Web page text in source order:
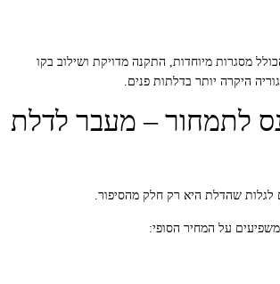
מסגרות מיוחדות, התקנה מדויקת ושילוב בקו
היקרה יותר בדלתות פנים.
לתמחור – מעבר לדלת
לגלות שהדלת היא רק חלק מהסיפור.
על המחיר הסופי: